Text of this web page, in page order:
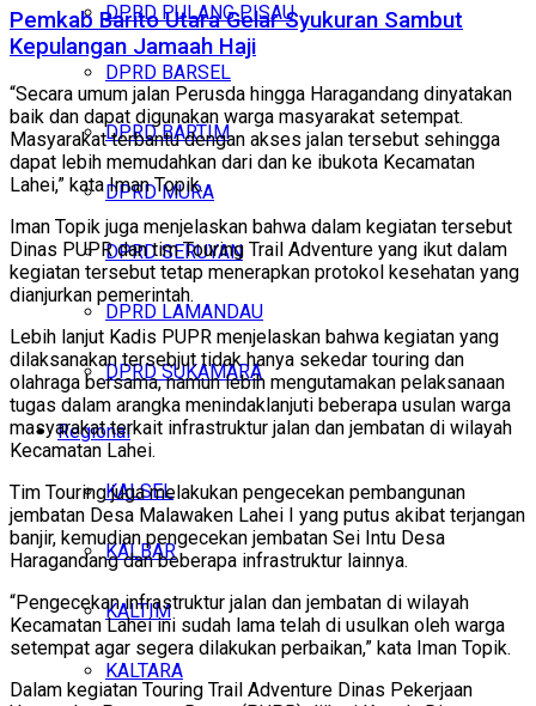
DPRD PULANG PISAU
DPRD BARSEL
DPRD BARTIM
DPRD MURA
DPRD SERUYAN
DPRD LAMANDAU
DPRD SUKAMARA
Regional
KALSEL
KALBAR
KALTIM
KALTARA
Pemkab Barito Utara Gelar Syukuran Sambut
Kepulangan Jamaah Haji
“Secara umum jalan Perusda hingga Haragandang dinyatakan
baik dan dapat digunakan warga masyarakat setempat.
Masyarakat terbantu dengan akses jalan tersebut sehingga
dapat lebih memudahkan dari dan ke ibukota Kecamatan
Lahei,” kata Iman Topik.
Iman Topik juga menjelaskan bahwa dalam kegiatan tersebut
Dinas PUPR dan tim Touring Trail Adventure yang ikut dalam
kegiatan tersebut tetap menerapkan protokol kesehatan yang
dianjurkan pemerintah.
Lebih lanjut Kadis PUPR menjelaskan bahwa kegiatan yang
dilaksanakan tersebjut tidak hanya sekedar touring dan
olahraga bersama, namun lebih mengutamakan pelaksanaan
tugas dalam arangka menindaklanjuti beberapa usulan warga
masyarakat terkait infrastruktur jalan dan jembatan di wilayah
Kecamatan Lahei.
Tim Touring juga melakukan pengecekan pembangunan
jembatan Desa Malawaken Lahei I yang putus akibat terjangan
banjir, kemudian pengecekan jembatan Sei Intu Desa
Haragandang dan beberapa infrastruktur lainnya.
“Pengecekan infrastruktur jalan dan jembatan di wilayah
Kecamatan Lahei ini sudah lama telah di usulkan oleh warga
setempat agar segera dilakukan perbaikan,” kata Iman Topik.
Dalam kegiatan Touring Trail Adventure Dinas Pekerjaan